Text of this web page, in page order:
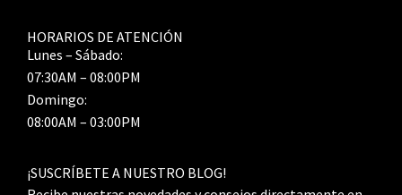
HORARIOS DE ATENCIÓN
Lunes – Sábado:
07:30AM – 08:00PM
Domingo:
08:00AM – 03:00PM
¡SUSCRÍBETE A NUESTRO BLOG!